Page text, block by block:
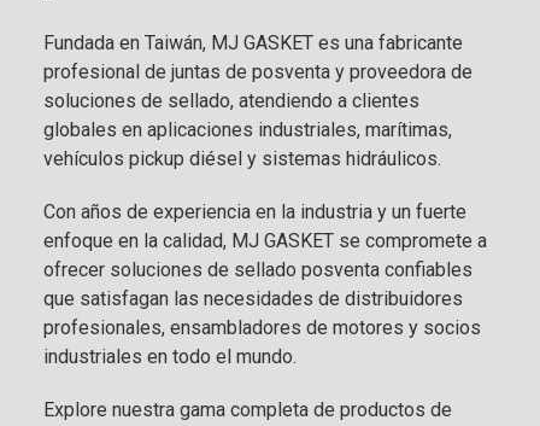
Fundada en Taiwán, MJ GASKET es una fabricante
profesional de juntas de posventa y proveedora de
soluciones de sellado, atendiendo a clientes
globales en aplicaciones industriales, marítimas,
vehículos pickup diésel y sistemas hidráulicos.
Con años de experiencia en la industria y un fuerte
enfoque en la calidad, MJ GASKET se compromete a
ofrecer soluciones de sellado posventa confiables
que satisfagan las necesidades de distribuidores
profesionales, ensambladores de motores y socios
industriales en todo el mundo.
Explore nuestra gama completa de productos de